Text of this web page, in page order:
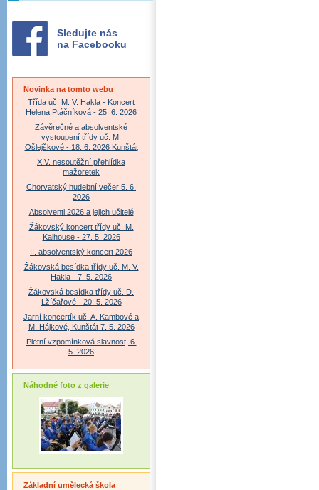
Sledujte nás
na Facebooku
Novinka na tomto webu
Třída uč. M. V. Hakla - Koncert
Helena Ptáčníková - 25. 6. 2026
Závěrečné a absolventské
vystoupení třídy uč. M.
Ošlejškové - 18. 6. 2026 Kunštát
XIV. nesoutěžní přehlídka
mažoretek
Chorvatský hudební večer 5. 6.
2026
Absolventi 2026 a jejich učitelé
Žákovský koncert třídy uč. M.
Kalhouse - 27. 5. 2026
II. absolventský koncert 2026
Žákovská besídka třídy uč. M. V.
Hakla - 7. 5. 2026
Žákovská besídka třídy uč. D.
Lžíčařové - 20. 5. 2026
Jarní koncertík uč. A. Kambové a
M. Hájkové, Kunštát 7. 5. 2026
Pietní vzpomínková slavnost, 6.
5. 2026
Náhodné foto z galerie
Základní umělecká škola